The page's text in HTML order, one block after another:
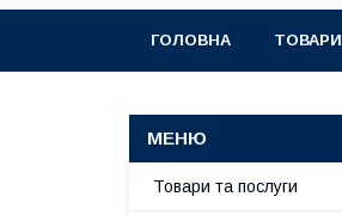
ГОЛОВНА ТОВАРИ
Товари та послуги